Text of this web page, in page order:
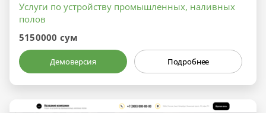
Услуги по устройству промышленных, наливных
полов
5150000 сум
Демоверсия Подробнее